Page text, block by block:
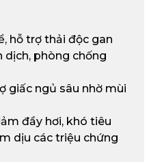
hỗ trợ thải độc gan
dịch, phòng chống
giấc ngủ sâu nhờ mùi
đầy hơi, khó tiêu
dịu các triệu chứng